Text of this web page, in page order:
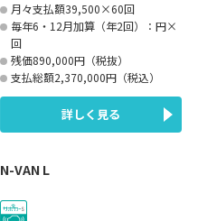
月々支払額39,500×60回
毎年6・12月加算（年2回）：円×
回
残価890,000円（税抜）
支払総額2,370,000円（税込）
詳しく見る
N-VAN L